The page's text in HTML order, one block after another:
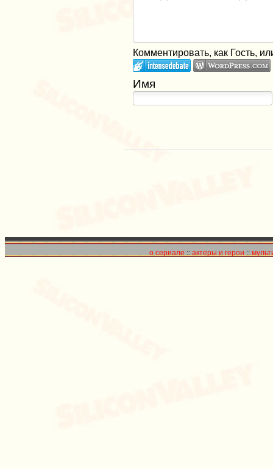
Комментировать, как Гость,
Имя
о сериале :: актеры и герои ::